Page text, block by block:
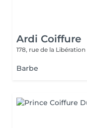
Ardi Coiffure
178, rue de la Libération
Barbe